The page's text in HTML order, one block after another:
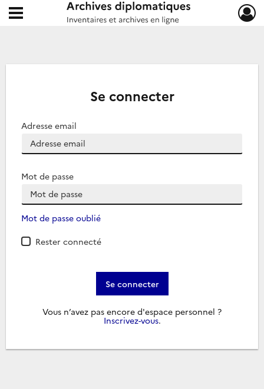
Archives diplomatiques
Ouvrir le menu déroulant
Se connecter
Adresse email
Mot de passe
Mot de passe oublié
Rester connecté
Se connecter
Vous n’avez pas encore d'espace personnel ?
Inscrivez-vous.